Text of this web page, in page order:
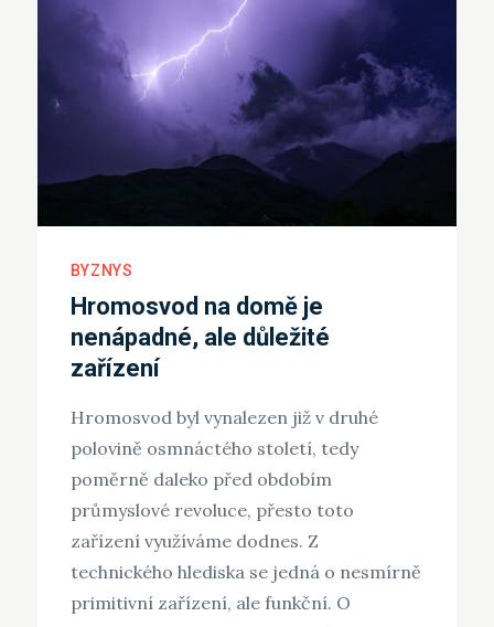
BYZNYS
Hromosvod na domě je
nenápadné, ale důležité
zařízení
Hromosvod byl vynalezen již v druhé
polovině osmnáctého století, tedy
poměrně daleko před obdobím
průmyslové revoluce, přesto toto
zařízení využíváme dodnes. Z
technického hlediska se jedná o nesmírně
primitivní zařízení, ale funkční. O